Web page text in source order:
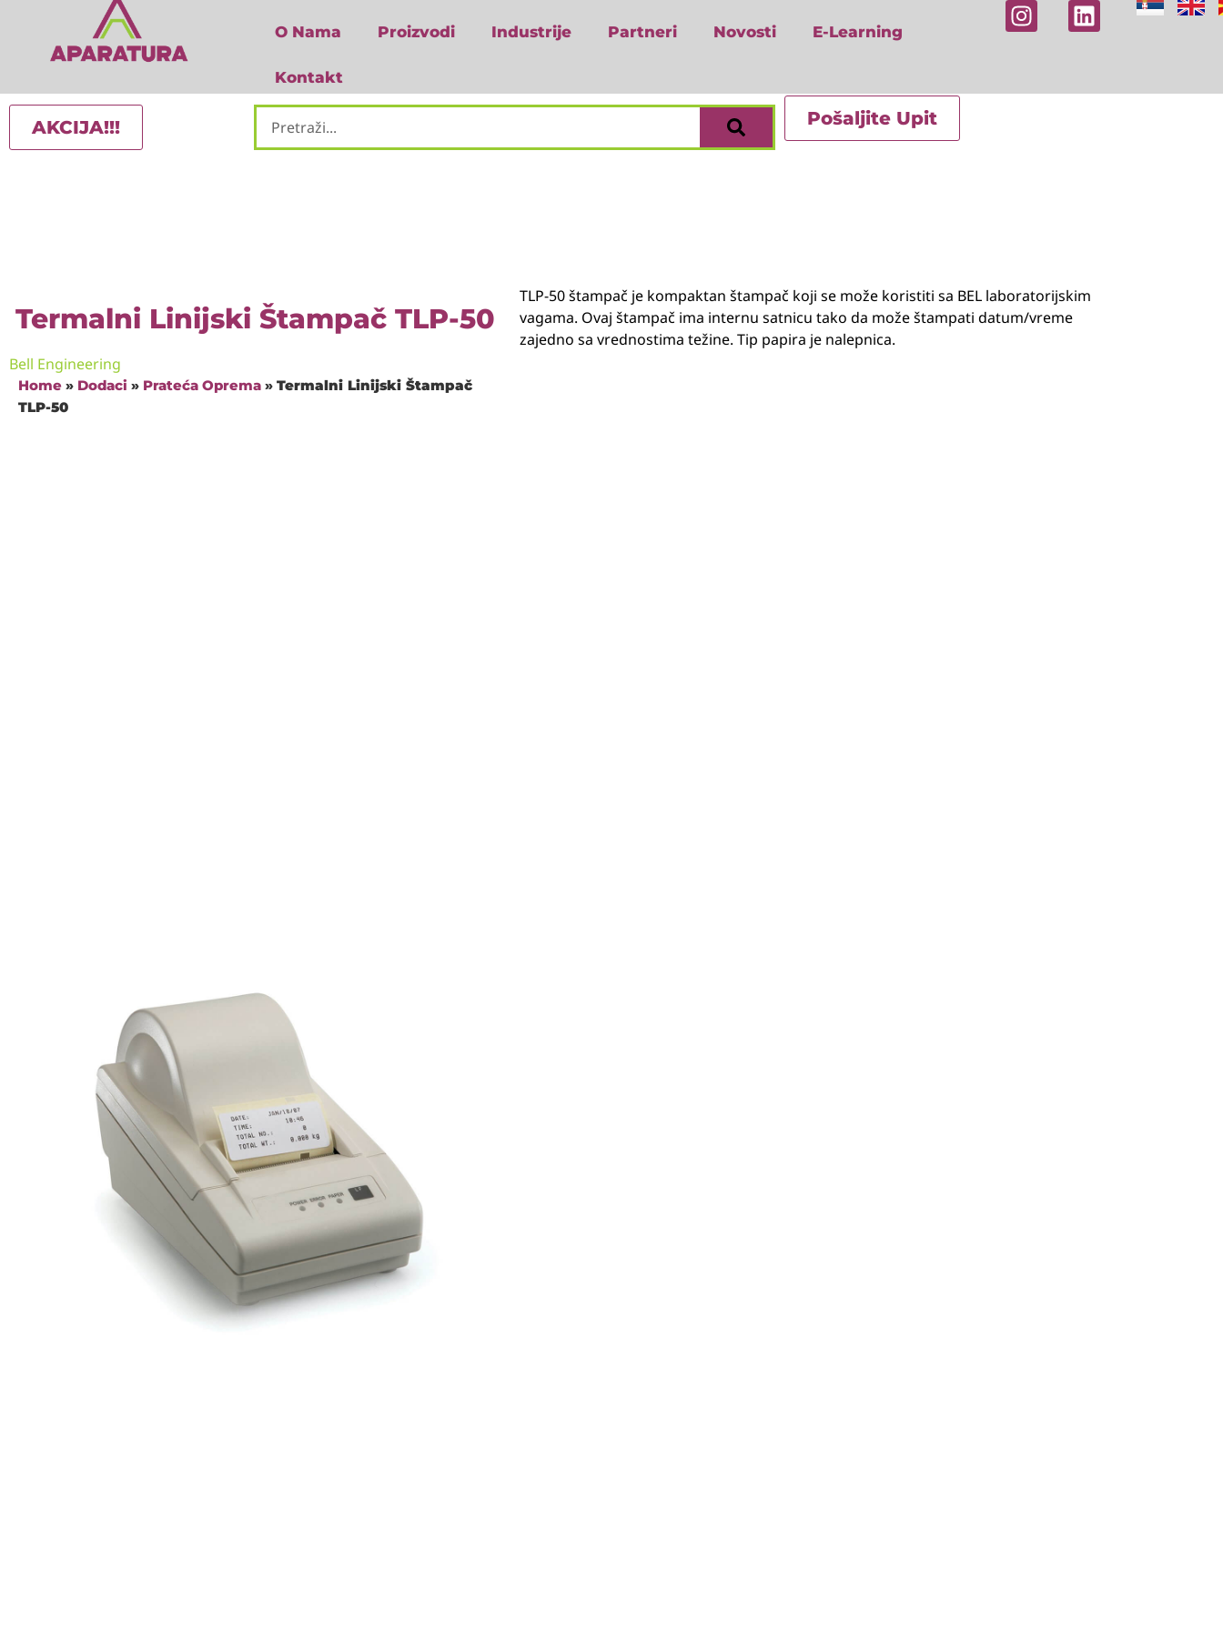
O Nama Proizvodi Industrije Partneri Novosti E-Learning
Kontakt
AKCIJA!!! Pošaljite Upit
Termalni Linijski Štampač TLP-50
Bell Engineering
Home » Dodaci » Prateća Oprema » Termalni Linijski Štampač
TLP-50
TLP-50 štampač je kompaktan štampač koji se može koristiti sa BEL laboratorijskim
vagama. Ovaj štampač ima internu satnicu tako da može štampati datum/vreme
zajedno sa vrednostima težine. Tip papira je nalepnica.